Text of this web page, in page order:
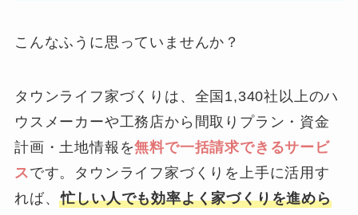
こんなふうに思っていませんか？
タウンライフ家づくりは、全国1,340社以上のハ
ウスメーカーや工務店から間取りプラン・資金
計画・土地情報を無料で一括請求できるサービ
スです。タウンライフ家づくりを上手に活用す
れば、忙しい人でも効率よく家づくりを進めら